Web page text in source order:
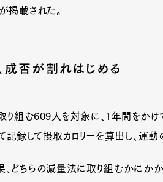
掲載された。
成否が割れはじめる
り組む609人を対象に、1年間をか
記録して摂取カロリーを算出し、運
、どちらの減量法に取り組むかにか